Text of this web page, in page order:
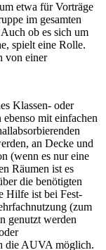
etwa für Vorträge
im gesamten
ob es sich um
spielt eine Rolle.
von einer
Klassen- oder
ebenso mit einfachen
an Decke und
(wenn es nur eine
Räumen ist es
die benötigten
Hilfe ist bei Fest-
(zum
genutzt werden
die AUVA möglich.